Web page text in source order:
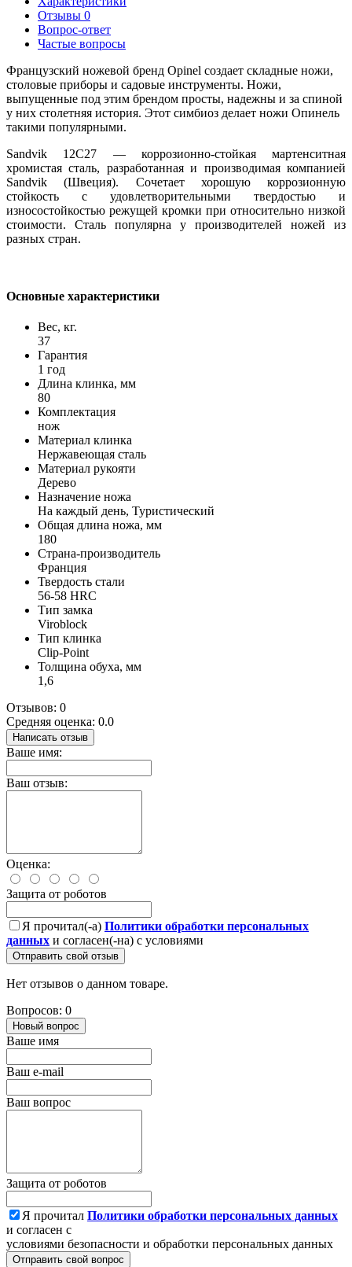
Отзывы 0
Вопрос-ответ
Частые вопросы
Французский ножевой бренд Opinel создает складные ножи,
столовые приборы и садовые инструменты. Ножи,
выпущенные под этим брендом просты, надежны и за спиной
у них столетняя история. Этот симбиоз делает ножи Опинель
такими популярными.
Sandvik 12C27 — коррозионно-стойкая мартенситная
хромистая сталь, разработанная и производимая компанией
Sandvik (Швеция). Сочетает хорошую коррозионную
стойкость с удовлетворительными твердостью и
износостойкостью режущей кромки при относительно низкой
стоимости. Сталь популярна у производителей ножей из
разных стран.
Основные характеристики
Вес, кг.
37
Гарантия
1 год
Длина клинка, мм
80
Комплектация
нож
Материал клинка
Нержавеющая сталь
Материал рукояти
Дерево
Назначение ножа
На каждый день, Туристический
Общая длина ножа, мм
180
Страна-производитель
Франция
Твердость стали
56-58 HRC
Тип замка
Viroblock
Тип клинка
Clip-Point
Толщина обуха, мм
1,6
Отзывов: 0
Средняя оценка: 0.0
Написать отзыв
Ваше имя:
Ваш отзыв:
Оценка:
Защита от роботов
Я прочитал(-а) Политики обработки персональных
данных и согласен(-на) с условиями
Отправить свой отзыв
Нет отзывов о данном товаре.
Вопросов: 0
Новый вопрос
Ваше имя
Ваш e-mail
Ваш вопрос
Защита от роботов
Я прочитал Политики обработки персональных данных
и согласен с
условиями безопасности и обработки персональных данных
Отправить свой вопрос